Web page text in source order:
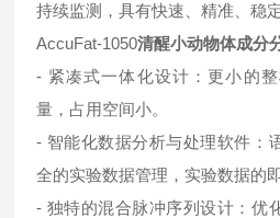
持续监测，具有快速、精准、稳
AccuFat-1050清醒小动物体成分
- 紧凑式一体化设计：更小的
量，占用空间小。
- 智能化数据分析与处理软件：
全的实验数据管理，实验数据的
- 独特的混合脉冲序列设计：优